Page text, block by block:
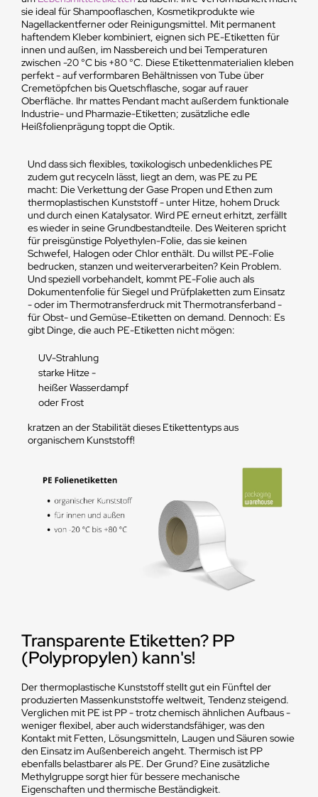
sie ideal für Shampooflaschen, Kosmetikprodukte wie
Nagellackentferner oder Reinigungsmittel. Mit permanent
haftendem Kleber kombiniert, eignen sich PE-Etiketten für
innen und außen, im Nassbereich und bei Temperaturen
zwischen -20 °C bis +80 °C. Diese Etikettenmaterialien kleben
perfekt - auf verformbaren Behältnissen von Tube über
Cremetöpfchen bis Quetschflasche, sogar auf rauer
Oberfläche. Ihr mattes Pendant macht außerdem funktionale
Industrie- und Pharmazie-Etiketten; zusätzliche edle
Heißfolienprägung toppt die Optik.
Und dass sich flexibles, toxikologisch unbedenkliches PE
zudem gut recyceln lässt, liegt an dem, was PE zu PE
macht: Die Verkettung der Gase Propen und Ethen zum
thermoplastischen Kunststoff - unter Hitze, hohem Druck
und durch einen Katalysator. Wird PE erneut erhitzt, zerfällt
es wieder in seine Grundbestandteile. Des Weiteren spricht
für preisgünstige Polyethylen-Folie, das sie keinen
Schwefel, Halogen oder Chlor enthält. Du willst PE-Folie
bedrucken, stanzen und weiterverarbeiten? Kein Problem.
Und speziell vorbehandelt, kommt PE-Folie auch als
Dokumentenfolie für Siegel und Prüfplaketten zum Einsatz
- oder im Thermotransferdruck mit Thermotransferband -
für Obst- und Gemüse-Etiketten on demand. Dennoch: Es
gibt Dinge, die auch PE-Etiketten nicht mögen:
UV-Strahlung
starke Hitze -
heißer Wasserdampf
oder Frost
kratzen an der Stabilität dieses Etikettentyps aus
organischem Kunststoff!
Transparente Etiketten? PP
(Polypropylen) kann's!
Der thermoplastische Kunststoff stellt gut ein Fünftel der
produzierten Massenkunststoffe weltweit, Tendenz steigend.
Verglichen mit PE ist PP - trotz chemisch ähnlichen Aufbaus -
weniger flexibel, aber auch widerstandsfähiger, was den
Kontakt mit Fetten, Lösungsmitteln, Laugen und Säuren sowie
den Einsatz im Außenbereich angeht. Thermisch ist PP
ebenfalls belastbarer als PE. Der Grund? Eine zusätzliche
Methylgruppe sorgt hier für bessere mechanische
Eigenschaften und thermische Beständigkeit.